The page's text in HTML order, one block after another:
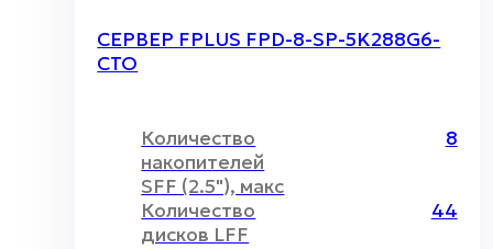
СЕРВЕР FPLUS FPD-8-SP-5K288G6-
CTO
Количество
накопителей
SFF (2.5"), макс
8
Количество
дисков LFF
44